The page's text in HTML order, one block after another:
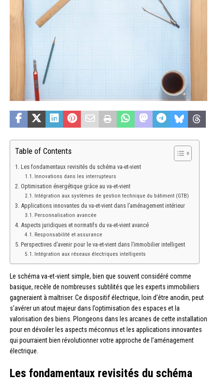
Table of Contents
Les fondamentaux revisités du schéma va-et-vient
Innovations dans les interrupteurs
Optimisation énergétique grâce au va-et-vient
Intégration aux systèmes de gestion technique du bâtiment (GTB)
Applications innovantes du va-et-vient dans l’aménagement intérieur
Personnalisation avancée
Aspects juridiques et normatifs du va-et-vient avancé
Responsabilité et assurance
Perspectives d’avenir pour le va-et-vient dans l’immobilier intelligent
Intégration aux réseaux électriques intelligents
Le schéma va-et-vient simple, bien que souvent considéré comme
basique, recèle de nombreuses subtilités que les experts immobiliers
gagneraient à maîtriser. Ce dispositif électrique, loin d’être anodin, peut
s’avérer un atout majeur dans l’optimisation des espaces et la
valorisation des biens. Plongeons dans les arcanes de cette installation
pour en dévoiler les aspects méconnus et les applications innovantes
qui pourraient bien révolutionner votre approche de l’aménagement
électrique.
Les fondamentaux revisités du schéma